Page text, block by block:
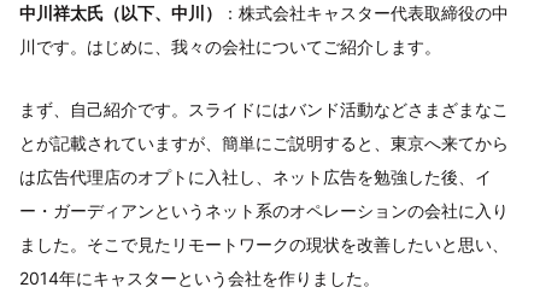
中川祥太氏（以下、中川）
：株式会社キャスター代表取締役の中
川です。はじめに、我々の会社についてご紹介します。
まず、自己紹介です。スライドにはバンド活動などさまざまなこ
とが記載されていますが、簡単にご説明すると、東京へ来てから
は広告代理店のオプトに入社し、ネット広告を勉強した後、イ
ー・ガーディアンというネット系のオペレーションの会社に入り
ました。そこで見たリモートワークの現状を改善したいと思い、
2014年にキャスターという会社を作りました。